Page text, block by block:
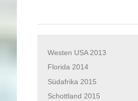
Westen USA 2013
Florida 2014
Südafrika 2015
Schottland 2015